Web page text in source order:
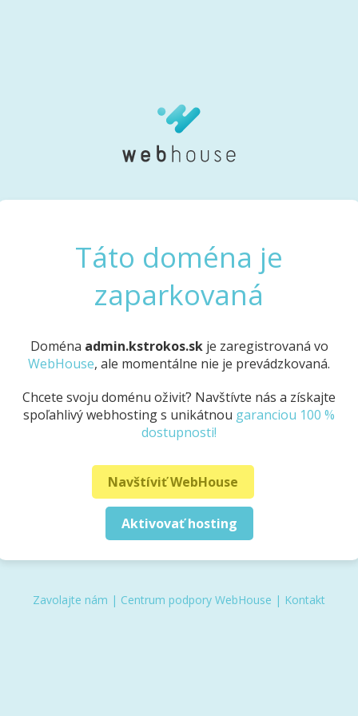
Táto doména je
zaparkovaná
Doména admin.kstrokos.skje zaregistrovaná vo
WebHouse, ale momentálne nie je prevádzkovaná.
Chcete svoju doménu oživiť? Navštívte nás a získajte
spoľahlivý webhosting s unikátnou garanciou 100 %
dostupnosti!
Navštíviť WebHouse
Aktivovať hosting
Zavolajte nám | Centrum podpory WebHouse | Kontakt